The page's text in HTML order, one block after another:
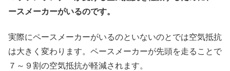
ースメーカーがいるのです。
実際にペースメーカーがいるのといないのとでは空気抵抗
は大きく変わります。ペースメーカーが先頭を走ることで
７～９割の空気抵抗が軽減されます。